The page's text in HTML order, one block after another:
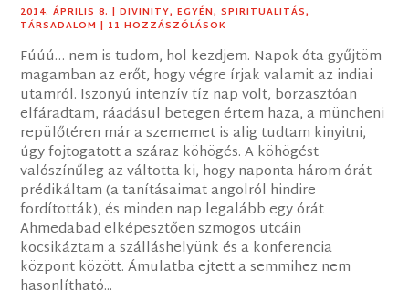
2014. ÁPRILIS 8. |DIVINITY,EGYÉN,SPIRITUALITÁS,
TÁRSADALOM | 11 HOZZÁSZÓLÁSOK
Fúúú… nem is tudom, hol kezdjem. Napok óta gyűjtöm
magamban az erőt, hogy végre írjak valamit az indiai
utamról. Iszonyú intenzív tíz nap volt, borzasztóan
elfáradtam, ráadásul betegen értem haza, a müncheni
repülőtéren már a szememet is alig tudtam kinyitni,
úgy fojtogatott a száraz köhögés. A köhögést
valószínűleg az váltotta ki, hogy naponta három órát
prédikáltam (a tanításaimat angolról hindire
fordították), és minden nap legalább egy órát
Ahmedabad elképesztően szmogos utcáin
kocsikáztam a szálláshelyünk és a konferencia
központ között. Ámulatba ejtett a semmihez nem
hasonlítható...